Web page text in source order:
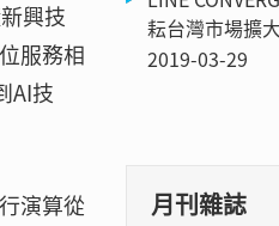
興技
服務相
AI技
演算從
耘台灣市場擴
2019-03-29
月刊雜誌